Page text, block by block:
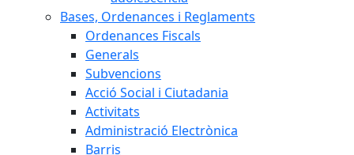
Bases, Ordenances i Reglaments
Ordenances Fiscals
Generals
Subvencions
Acció Social i Ciutadania
Activitats
Administració Electrònica
Barris